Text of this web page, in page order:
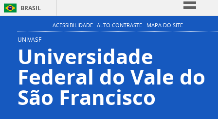
BRASIL
Simplifique!
Participe
Acesso à informação
Legislação
Canais
ACESSIBILIDADE ALTO CONTRASTE MAPA DO SITE
UNIVASF
Universidade
Federal do Vale do
São Francisco
Buscar no portal